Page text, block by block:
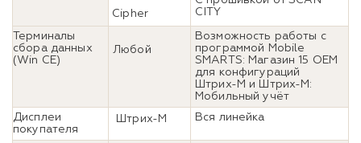
Cipher
CITY
Терминалы
сбора данных
(Win CE)
Любой
Возможность работы с
программой Mobile
SMARTS: Магазин 15 OEM
для конфигураций
Штрих-М и Штрих-М:
Мобильный учёт
Дисплеи
покупателя
Штрих-М Вся линейка